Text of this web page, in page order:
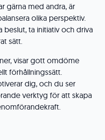
gärna med andra, är
olika perspektiv.
ta initiativ och driva
sätt.
visar gott omdöme
förhållningssätt.
dig, och du ser
verktyg för att skapa